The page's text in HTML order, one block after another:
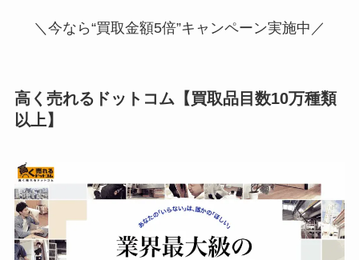
＼今なら“買取金額5倍”キャンペーン実施中／
高く売れるドットコム 【 買取品目数10万種類
以上】